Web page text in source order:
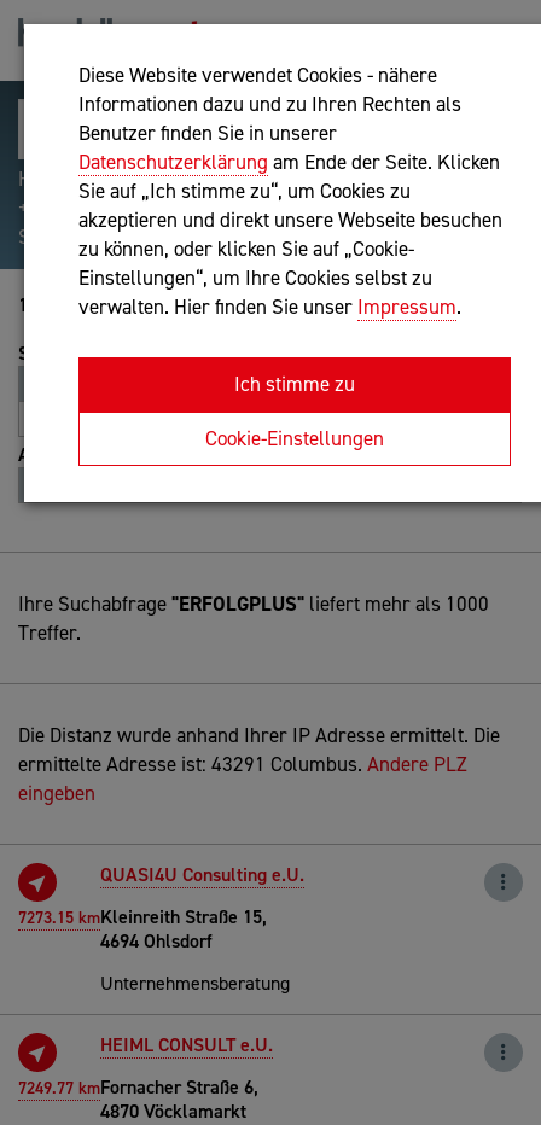
Diese Website verwendet Cookies - nähere
Informationen dazu und zu Ihren Rechten als
Benutzer finden Sie in unserer
Datenschutzerklärung am Ende der Seite. Klicken
Sie auf „Ich stimme zu“, um Cookies zu
akzeptieren und direkt unsere Webseite besuchen
zu können, oder klicken Sie auf „Cookie-
Einstellungen“, um Ihre Cookies selbst zu
verwalten. Hier finden Sie unser Impressum.
Ich stimme zu
Cookie-Einstellungen
Hilfreiche Suchparameter: Begriff einschließen:
+webshop, Begriff ausschließen: -webshop, Exakter
Suchbegriff: "internet of things"
1-20 von 8458
Sortierung
Entfernung
A-Z
Z-A
Ansicht
Ihre Suchabfrage"ERFOLGPLUS" liefert mehr als 1000
Treffer.
Die Distanz wurde anhand Ihrer IP Adresse ermittelt. Die
ermittelte Adresse ist: 43291 Columbus. Andere PLZ
eingeben
7273.15 km
QUASI4U Consulting e.U.
Kleinreith Straße 15,
4694 Ohlsdorf
Unternehmensberatung
7249.77 km
HEIML CONSULT e.U.
Fornacher Straße 6,
4870 Vöcklamarkt